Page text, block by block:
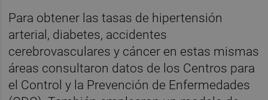
Para obtener las tasas de hipertensión
arterial, diabetes, accidentes
cerebrovasculares y cáncer en estas mismas
áreas consultaron datos de los Centros para
el Control y la Prevención de Enfermedades